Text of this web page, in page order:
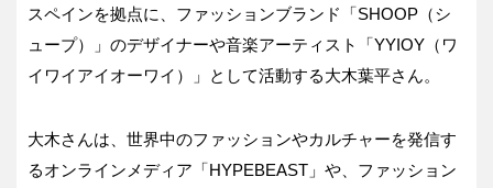
スペインを拠点に、ファッションブランド「SHOOP（シ
ュープ）」のデザイナーや音楽アーティスト「YYIOY（ワ
イワイアイオーワイ）」として活動する大木葉平さん。
大木さんは、世界中のファッションやカルチャーを発信す
るオンラインメディア「HYPEBEAST」や、ファッション